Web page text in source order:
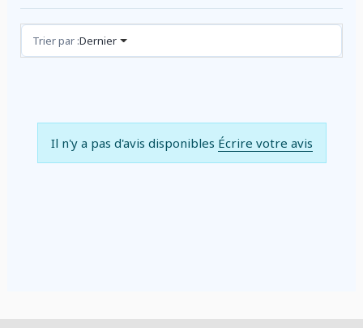
Avis (0)
Trier par :Dernier
Il n'y a pas d'avis disponibles Écrire votre avis